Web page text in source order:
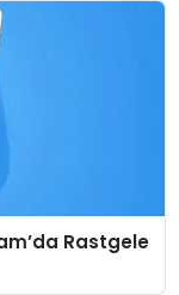
Rastgele